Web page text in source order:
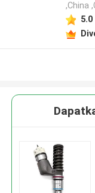
,China
5.0